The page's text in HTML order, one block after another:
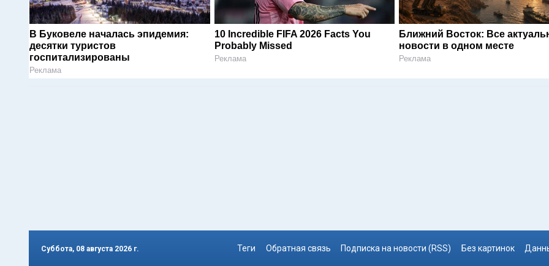
В Буковеле началась эпидемия:
десятки туристов
госпитализированы
Реклама
10 Incredible FIFA 2026 Facts You
Probably Missed
Реклама
Ближний Восток: Все
новости в одном месте
Реклама
Суббота, 08 августа 2026 г. Теги Обратная связь Подписка на новости (RSS) Без картинок